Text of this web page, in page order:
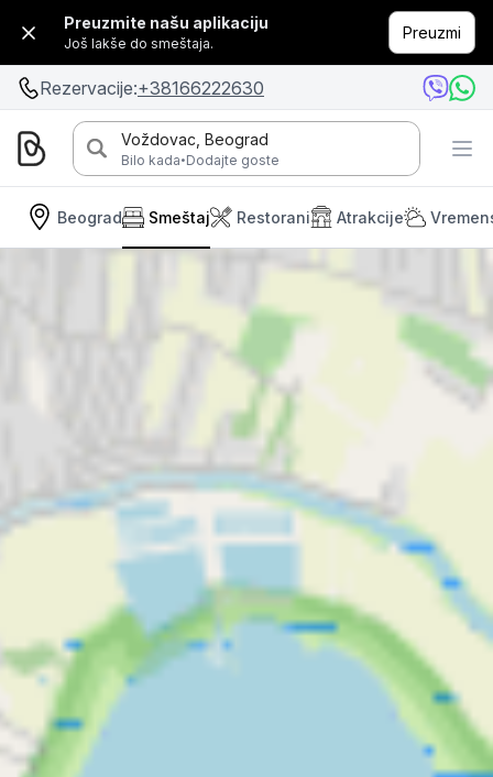
Preuzmite našu aplikaciju
Još lakše do smeštaja.
Preuzmi
Rezervacije:+38166222630
Voždovac, Beograd
Bilo kada·Dodajte goste
Beograd Smeštaj Restorani Atrakcije